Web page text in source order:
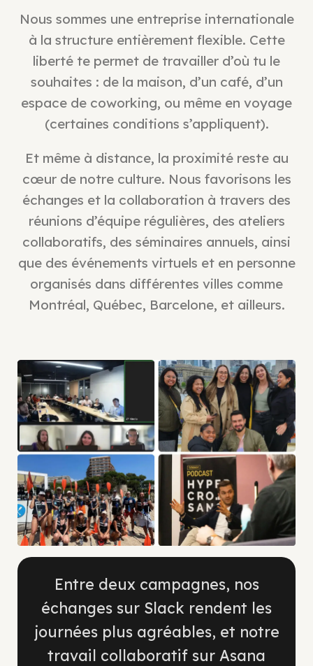
Nous sommes une entreprise internationale
à la structure entièrement flexible. Cette
liberté te permet de travailler d’où tu le
souhaites : de la maison, d’un café, d’un
espace de coworking, ou même en voyage
(certaines conditions s’appliquent).
Et même à distance, la proximité reste au
cœur de notre culture. Nous favorisons les
échanges et la collaboration à travers des
réunions d’équipe régulières, des ateliers
collaboratifs, des séminaires annuels, ainsi
que des événements virtuels et en personne
organisés dans différentes villes comme
Montréal, Québec, Barcelone, et ailleurs.
Entre deux campagnes, nos
échanges sur Slack rendent les
journées plus agréables, et notre
travail collaboratif sur Asana